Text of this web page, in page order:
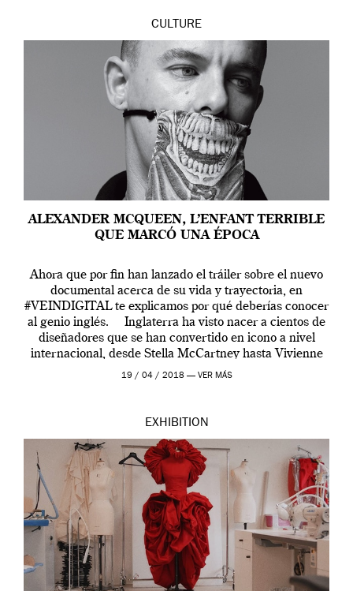
CULTURE
ALEXANDER MCQUEEN, L’ENFANT TERRIBLE
QUE MARCÓ UNA ÉPOCA
Ahora que por fin han lanzado el tráiler sobre el nuevo
documental acerca de su vida y trayectoria, en
#VEINDIGITAL te explicamos por qué deberías conocer
al genio inglés. Inglaterra ha visto nacer a cientos de
diseñadores que se han convertido en icono a nivel
internacional, desde Stella McCartney hasta Vivienne
Westwood pasando […]
19 / 04 / 2018 — VER MÁS
EXHIBITION